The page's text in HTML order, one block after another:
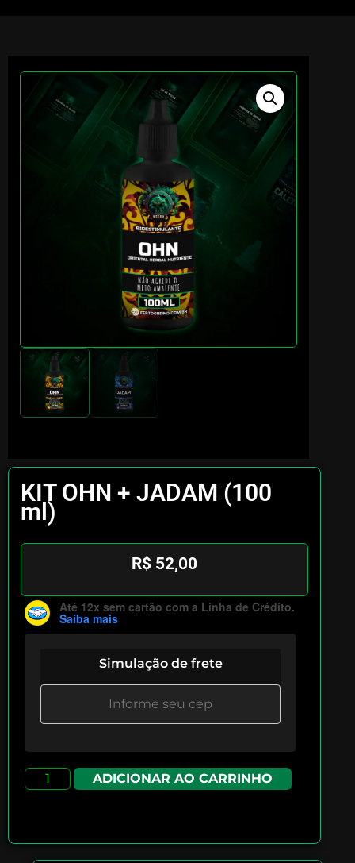
KIT OHN + JADAM (100
ml)
R$ 52,00
Até 12x sem cartão com a Linha de Crédito.
Saiba mais
Simulação de frete
ADICIONAR AO CARRINHO